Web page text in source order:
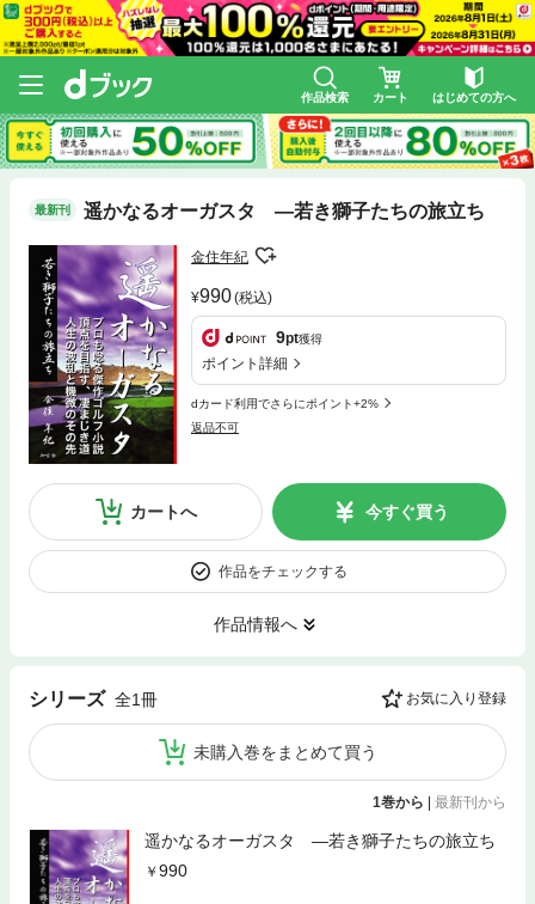
作品検索 カート はじめての方へ
最新刊 遥かなるオーガスタ ―若き獅子たちの旅立ち
金住年紀
990(税込)
9pt獲得
ポイント詳細
dカード利用でさらにポイント+2%
返品不可
カートへ 今すぐ買う
作品をチェックする
作品情報へ
シリーズ 全1冊 お気に入り登録
未購入巻をまとめて買う
1巻から | 最新刊から
遥かなるオーガスタ ―若き獅子たちの旅立ち
990